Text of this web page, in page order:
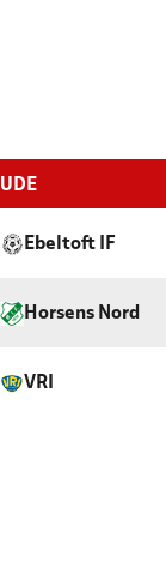
UDE
Ebeltoft IF
Horsens Nord
VRI